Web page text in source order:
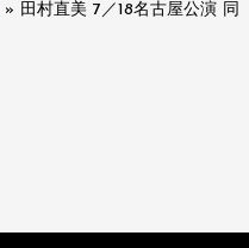
» 田村直美 7／18名古屋公演 同